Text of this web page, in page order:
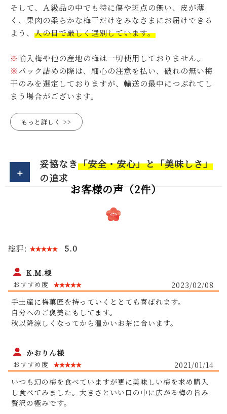
そして、Ａ級品の中でも特に傷や斑点の無い、皮が薄
く、果肉の柔らかな梅干だけをみなさまにお届けできる
よう、 人の目で厳しく選別しています。
※輸入梅や他の産地の梅は一切使用しておりません。
※パック詰めの際は、細心の注意を払い、破れの無い梅
干のみを選定しておりますが、輸送の最中につぶれてし
まう場合がございます。
もっと詳しく
妥協なき「安全・安心」と「美味しさ」
の追求
残留農薬を調べ
る検査機器を業界で初めて導入
お客様の声（2件）
総評: 5.0
K.M.様
2023/02/08
手土産に梅菓匠を持っていくととても喜ばれます。
自分へのご褒美にもしてます。
秋以降涼しくなってから温かいお茶に合います。
かおりん様
2021/01/14
いつも幻の梅を食べていますが更に美味しい梅を求め購入
し食べてみました。大きさといい口の中に広がる梅の旨み
贅沢の極みです。